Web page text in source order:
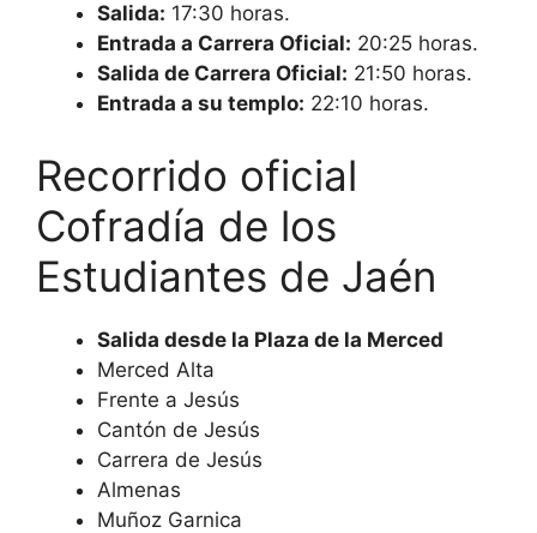
Salida: 17:30 horas.
Entrada a Carrera Oficial: 20:25 horas.
Salida de Carrera Oficial: 21:50 horas.
Entrada a su templo: 22:10 horas.
Recorrido oficial
Cofradía de los
Estudiantes de Jaén
Salida desde la Plaza de la Merced
Merced Alta
Frente a Jesús
Cantón de Jesús
Carrera de Jesús
Almenas
Muñoz Garnica